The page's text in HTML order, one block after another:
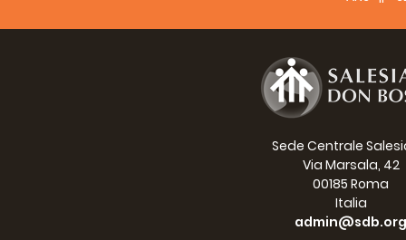
Per
Le
Oggi
A noi
Sede Centrale
Via Marsala, 42
00185 Roma
Italia
admin@sdb.org